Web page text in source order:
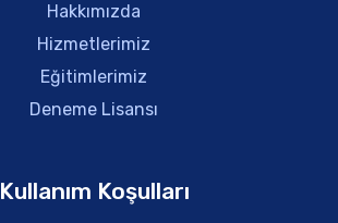
Hakkımızda
Hizmetlerimiz
Eğitimlerimiz
Deneme Lisansı
Kullanım Koşulları